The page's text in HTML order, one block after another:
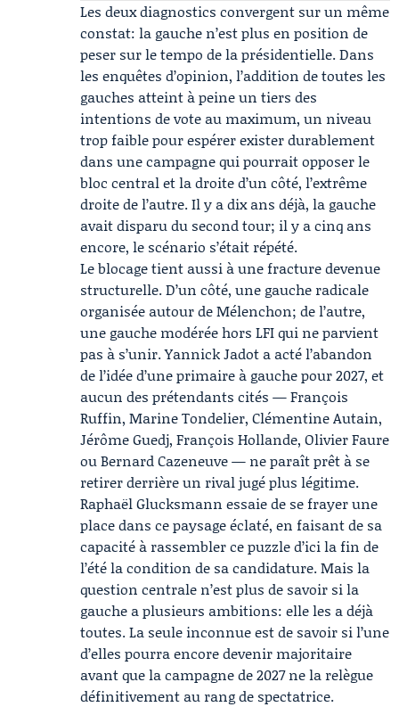
Les deux diagnostics convergent sur un même
constat: la gauche n’est plus en position de
peser sur le tempo de la présidentielle. Dans
les enquêtes d’opinion, l’addition de toutes les
gauches atteint à peine un tiers des
intentions de vote au maximum, un niveau
trop faible pour espérer exister durablement
dans une campagne qui pourrait opposer le
bloc central et la droite d’un côté, l’extrême
droite de l’autre. Il y a dix ans déjà, la gauche
avait disparu du second tour; il y a cinq ans
encore, le scénario s’était répété.
Le blocage tient aussi à une fracture devenue
structurelle. D’un côté, une gauche radicale
organisée autour de Mélenchon; de l’autre,
une gauche modérée hors LFI qui ne parvient
pas à s’unir.Yannick Jadot a acté l’abandon
de l’idée d’une primaire à gauche pour 2027, et
aucun des prétendants cités —François
Ruffin, Marine Tondelier, Clémentine Autain,
Jérôme Guedj, François Hollande, Olivier Faure
ou Bernard Cazeneuve — ne paraît prêt à se
retirer derrière un rival jugé plus légitime.
Raphaël Glucksmann essaie de se frayer une
place dans ce paysage éclaté, en faisant de sa
capacité à rassembler ce puzzle d’ici la fin de
l’été la condition de sa candidature. Mais la
question centrale n’est plus de savoir si la
gauche a plusieurs ambitions: elle les a déjà
toutes. La seule inconnue est de savoir si l’une
d’elles pourra encore devenir majoritaire
avant que la campagne de 2027 ne la relègue
définitivement au rang de spectatrice.